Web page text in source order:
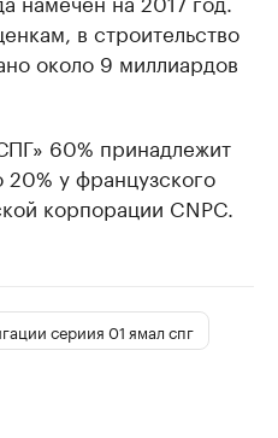
в строительство
около 9 миллиардов
60% принадлежит
у французского
корпорации CNPC.
сериия 01 ямал спг